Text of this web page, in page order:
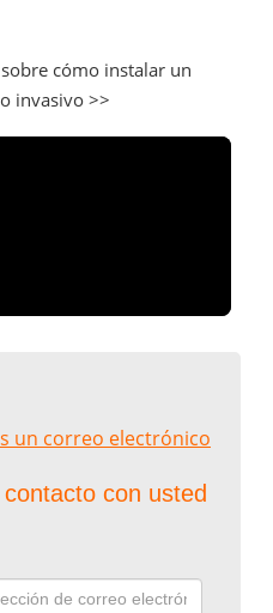
cómo instalar un
invasivo >>
un correo electrónico
con usted